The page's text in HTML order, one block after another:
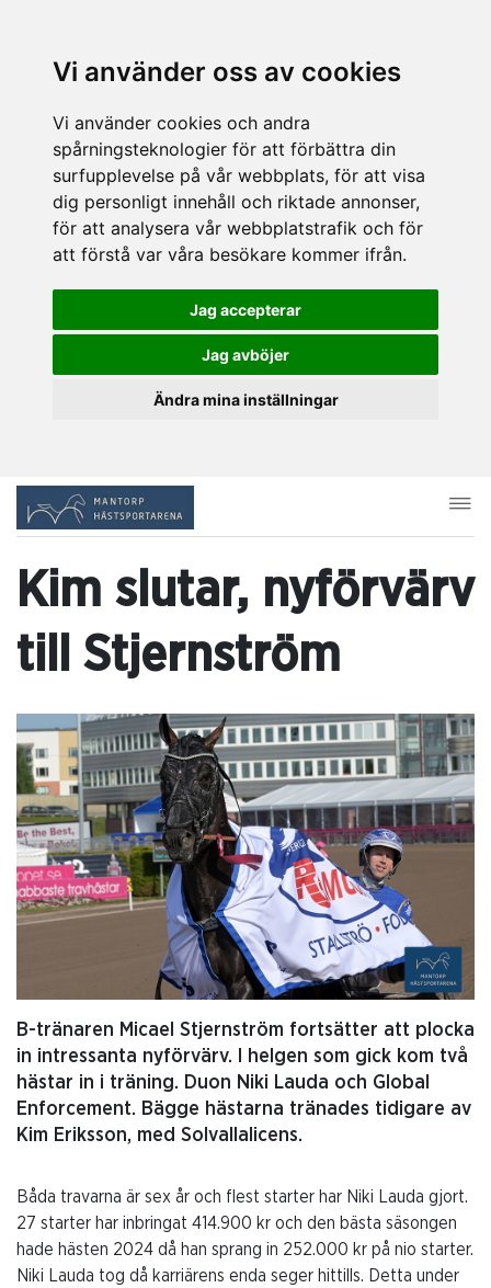
Vi använder oss av cookies
Vi använder cookies och andra
spårningsteknologier för att förbättra din
surfupplevelse på vår webbplats, för att visa
dig personligt innehåll och riktade annonser,
för att analysera vår webbplatstrafik och för
att förstå var våra besökare kommer ifrån.
Jag accepterar
Jag avböjer
Ändra mina inställningar
Kim slutar, nyförvärv
till Stjernström
B-tränaren Micael Stjernström fortsätter att plocka
in intressanta nyförvärv. I helgen som gick kom två
hästar in i träning. Duon Niki Lauda och Global
Enforcement. Bägge hästarna tränades tidigare av
Kim Eriksson, med Solvallalicens.
Båda travarna är sex år och flest starter har Niki Lauda gjort.
27 starter har inbringat 414.900 kr och den bästa säsongen
hade hästen 2024 då han sprang in 252.000 kr på nio starter.
Niki Lauda tog då karriärens enda seger hittills. Detta under